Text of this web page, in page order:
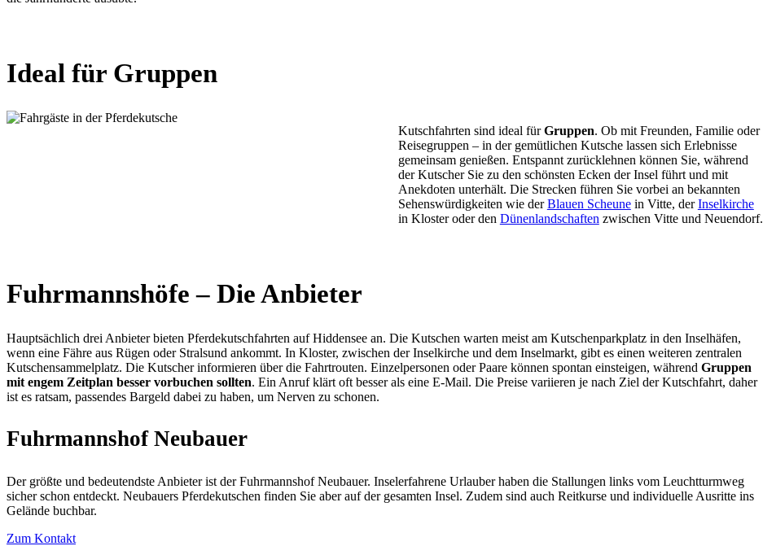
Ideal für Gruppen
Kutschfahrten sind ideal fürGruppen. Ob mit Freunden, Familie oder
Reisegruppen – in der gemütlichen Kutsche lassen sich Erlebnisse
gemeinsam genießen. Entspannt zurücklehnen können Sie, während
der Kutscher Sie zu den schönsten Ecken der Insel führt und mit
Anekdoten unterhält. Die Strecken führen Sie vorbei an bekannten
Sehenswürdigkeiten wie derBlauen Scheunein Vitte, derInselkirche
in Kloster oder den Dünenlandschaften zwischen Vitte und Neuendorf.
Fuhrmannshöfe – Die Anbieter
Hauptsächlich drei Anbieter bieten Pferdekutschfahrten auf Hiddensee an. Die Kutschen warten meist am Kutschenparkplatz in den Inselhäfen,
wenn eine Fähre aus Rügen oder Stralsund ankommt. In Kloster, zwischen der Inselkirche und dem Inselmarkt, gibt es einen weiteren zentralen
Kutschensammelplatz. Die Kutscher informieren über die Fahrtrouten. Einzelpersonen oder Paare können spontan einsteigen, während Gruppen
mit engem Zeitplan besser vorbuchen sollten. Ein Anruf klärt oft besser als eine E-Mail. Die Preise variieren je nach Ziel der Kutschfahrt, daher
ist es ratsam, passendes Bargeld dabei zu haben, um Nerven zu schonen.
Fuhrmannshof Neubauer
Der größte und bedeutendste Anbieter ist der Fuhrmannshof Neubauer. Inselerfahrene Urlauber haben die Stallungen links vom Leuchtturmweg
sicher schon entdeckt. Neubauers Pferdekutschen finden Sie aber auf der gesamten Insel. Zudem sind auch Reitkurse und individuelle Ausritte ins
Gelände buchbar.
Zum Kontakt